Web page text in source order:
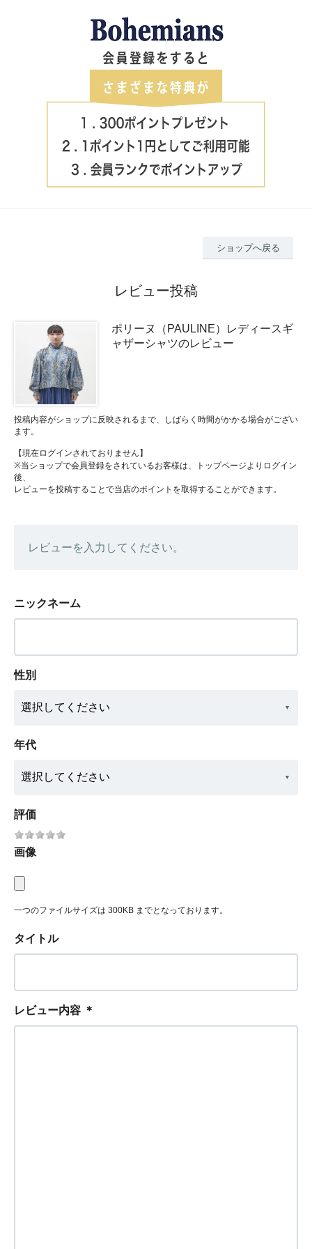
ショップへ戻る
レビュー投稿
ポリーヌ（PAULINE）レディースギ
ャザーシャツのレビュー
投稿内容がショップに反映されるまで、しばらく時間がかかる場合がござい
ます。
【現在ログインされておりません】
※当ショップで会員登録をされているお客様は、トップページよりログイン
後、
レビューを投稿することで当店のポイントを取得することができます。
レビューを入力してください。
ニックネーム
性別
年代
評価
画像
一つのファイルサイズは 300KB までとなっております。
タイトル
レビュー内容 ＊